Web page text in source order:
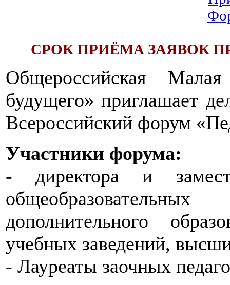
СРОК ПРИЁМА ЗАЯВОК
Общероссийская
будущего» приглашает
Всероссийский форум
Участники форума:
- директора и
дополнительного
учебных заведений,
- Лауреаты заочных